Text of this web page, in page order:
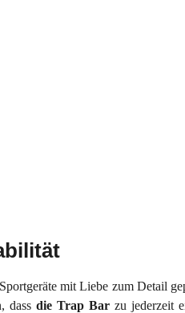
mit Liebe zum Detail
dass die Trap Bar zu jederzeit